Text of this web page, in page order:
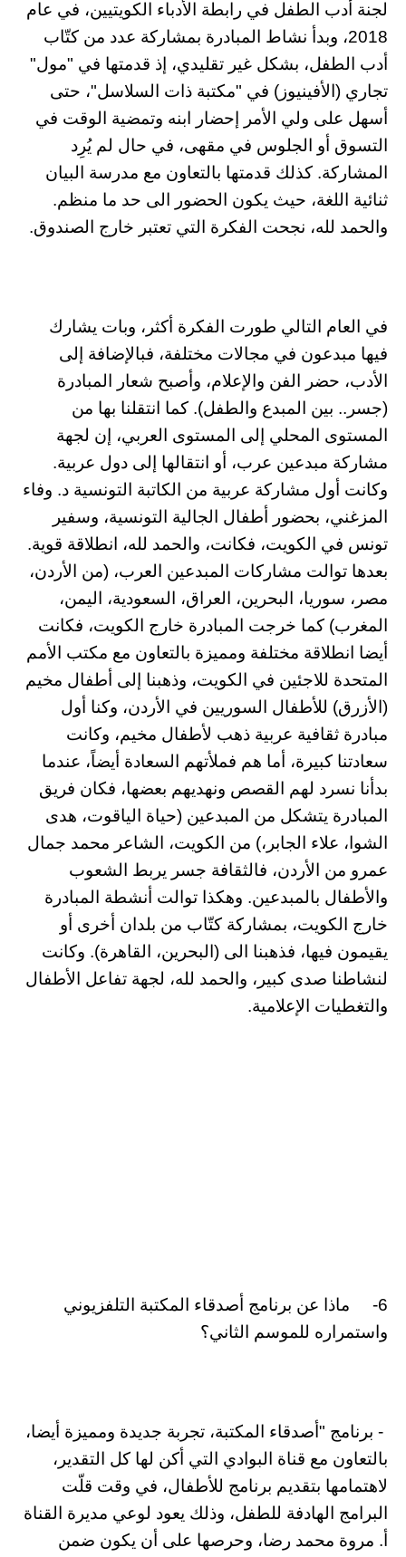
لجنة أدب الطفل في رابطة الأدباء الكويتيين، في عام
2018، وبدأ نشاط المبادرة بمشاركة عدد من كتّاب
أدب الطفل، بشكل غير تقليدي، إذ قدمتها في "مول"
تجاري (الأفينيوز) في "مكتبة ذات السلاسل"، حتى
أسهل على ولي الأمر إحضار ابنه وتمضية الوقت في
التسوق أو الجلوس في مقهى، في حال لم يُرِد
المشاركة. كذلك قدمتها بالتعاون مع مدرسة البيان
ثنائية اللغة، حيث يكون الحضور الى حد ما منظم.
والحمد لله، نجحت الفكرة التي تعتبر خارج الصندوق.
في العام التالي طورت الفكرة أكثر، وبات يشارك
فيها مبدعون في مجالات مختلفة، فبالإضافة إلى
الأدب، حضر الفن والإعلام، وأصبح شعار المبادرة
(جسر.. بين المبدع والطفل). كما انتقلنا بها من
المستوى المحلي إلى المستوى العربي، إن لجهة
مشاركة مبدعين عرب، أو انتقالها إلى دول عربية.
وكانت أول مشاركة عربية من الكاتبة التونسية د. وفاء
المزغني، بحضور أطفال الجالية التونسية، وسفير
تونس في الكويت، فكانت، والحمد لله، انطلاقة قوية.
بعدها توالت مشاركات المبدعين العرب، (من الأردن،
مصر، سوريا، البحرين، العراق، السعودية، اليمن،
المغرب) كما خرجت المبادرة خارج الكويت، فكانت
أيضا انطلاقة مختلفة ومميزة بالتعاون مع مكتب الأمم
المتحدة للاجئين في الكويت، وذهبنا إلى أطفال مخيم
(الأزرق) للأطفال السوريين في الأردن، وكنا أول
مبادرة ثقافية عربية ذهب لأطفال مخيم، وكانت
سعادتنا كبيرة، أما هم فملأتهم السعادة أيضاً، عندما
بدأنا نسرد لهم القصص ونهديهم بعضها، فكان فريق
المبادرة يتشكل من المبدعين (حياة الياقوت، هدى
الشوا، علاء الجابر،) من الكويت، الشاعر محمد جمال
عمرو من الأردن، فالثقافة جسر يربط الشعوب
والأطفال بالمبدعين. وهكذا توالت أنشطة المبادرة
خارج الكويت، بمشاركة كتّاب من بلدان أخرى أو
يقيمون فيها، فذهبنا الى (البحرين، القاهرة). وكانت
لنشاطنا صدى كبير، والحمد لله، لجهة تفاعل الأطفال
والتغطيات الإعلامية.
6- ماذا عن برنامج أصدقاء المكتبة التلفزيوني
واستمراره للموسم الثاني؟
- برنامج "أصدقاء المكتبة، تجربة جديدة ومميزة أيضا،
بالتعاون مع قناة البوادي التي أكن لها كل التقدير،
لاهتمامها بتقديم برنامج للأطفال، في وقت قلّت
البرامج الهادفة للطفل، وذلك يعود لوعي مديرة القناة
أ. مروة محمد رضا، وحرصها على أن يكون ضمن